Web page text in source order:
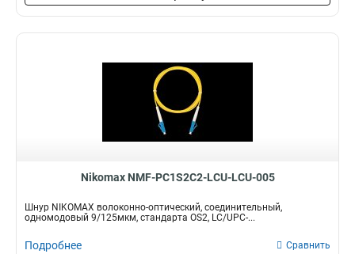
Nikomax NMF-PC1S2C2-LCU-LCU-005
Шнур NIKOMAX волоконно-оптический, соединительный,
одномодовый 9/125мкм, стандарта OS2, LC/UPC-...
Подробнее Сравнить